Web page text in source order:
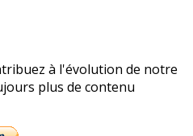
à l'évolution de notre
plus de contenu